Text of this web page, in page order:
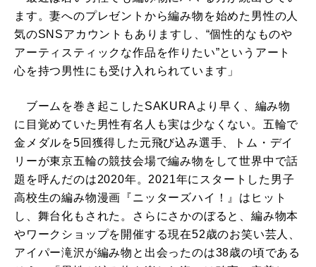
ます。妻へのプレゼントから編み物を始めた男性の人
気のSNSアカウントもありますし、“個性的なものや
アーティスティックな作品を作りたい”というアート
心を持つ男性にも受け入れられています」
ブームを巻き起こしたSAKURAより早く、編み物
に目覚めていた男性有名人も実は少なくない。五輪で
金メダルを5回獲得した元飛び込み選手、トム・デイ
リーが東京五輪の競技会場で編み物をして世界中で話
題を呼んだのは2020年。2021年にスタートした男子
高校生の編み物漫画『ニッターズハイ！』はヒット
し、舞台化もされた。さらにさかのぼると、編み物本
やワークショップを開催する現在52歳のお笑い芸人、
アイパー滝沢が編み物と出会ったのは38歳の頃である